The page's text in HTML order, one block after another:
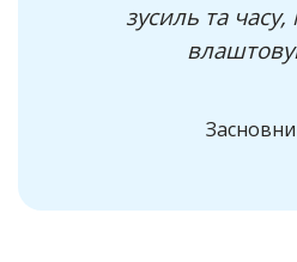
зусиль та